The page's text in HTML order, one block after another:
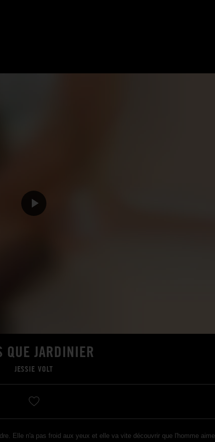
QUE JARDINIER
JESSIE VOLT
Elle n'a pas froid aux yeux et elle va vite découvrir que l'homme